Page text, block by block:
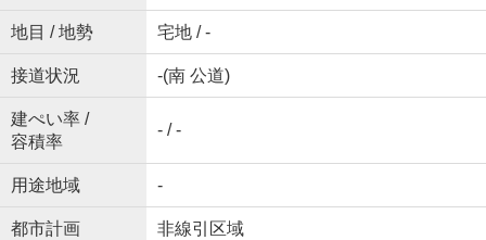
地目 / 地勢 宅地 / -
接道状況 -(南 公道)
建ぺい率 /
容積率
- / -
用途地域 -
都市計画 非線引区域